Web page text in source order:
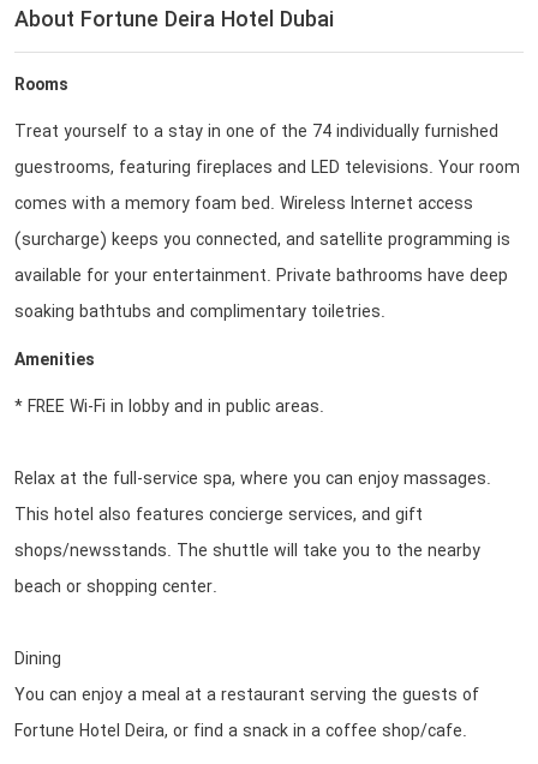
About Fortune Deira Hotel Dubai
Rooms
Treat yourself to a stay in one of the 74 individually furnished
guestrooms, featuring fireplaces and LED televisions. Your room
comes with a memory foam bed. Wireless Internet access
(surcharge) keeps you connected, and satellite programming is
available for your entertainment. Private bathrooms have deep
soaking bathtubs and complimentary toiletries.
Amenities
* FREE Wi-Fi in lobby and in public areas.
Relax at the full-service spa, where you can enjoy massages.
This hotel also features concierge services, and gift
shops/newsstands. The shuttle will take you to the nearby
beach or shopping center.
Dining
You can enjoy a meal at a restaurant serving the guests of
Fortune Hotel Deira, or find a snack in a coffee shop/cafe.